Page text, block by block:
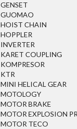
GENSET
GUOMAO
HOIST CHAIN
HOPPLER
INVERTER
KARET COUPLING
KOMPRESOR
KTR
MINI HELICAL GEAR
MOTOLOGY
MOTOR BRAKE
MOTOR EXPLOSION
MOTOR TECO